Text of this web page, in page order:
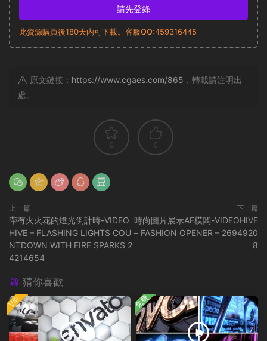
請先登錄
此資源購買後180天内可下載。客服QQ:459316445
原文鏈接： https://www.cgaes.com/865 ，轉載請注明出
處。
0 0
上一篇
帶有火火花的燈光倒計時-VIDEO
HIVE – FLASHING LIGHTS COU
NTDOWN WITH FIRE SPARKS 2
4214654
下一篇
時尚圖片展示AE模闆-VIDEOHIVE
– FASHION OPENER – 2694920
8
猜你喜歡
VIP 免費